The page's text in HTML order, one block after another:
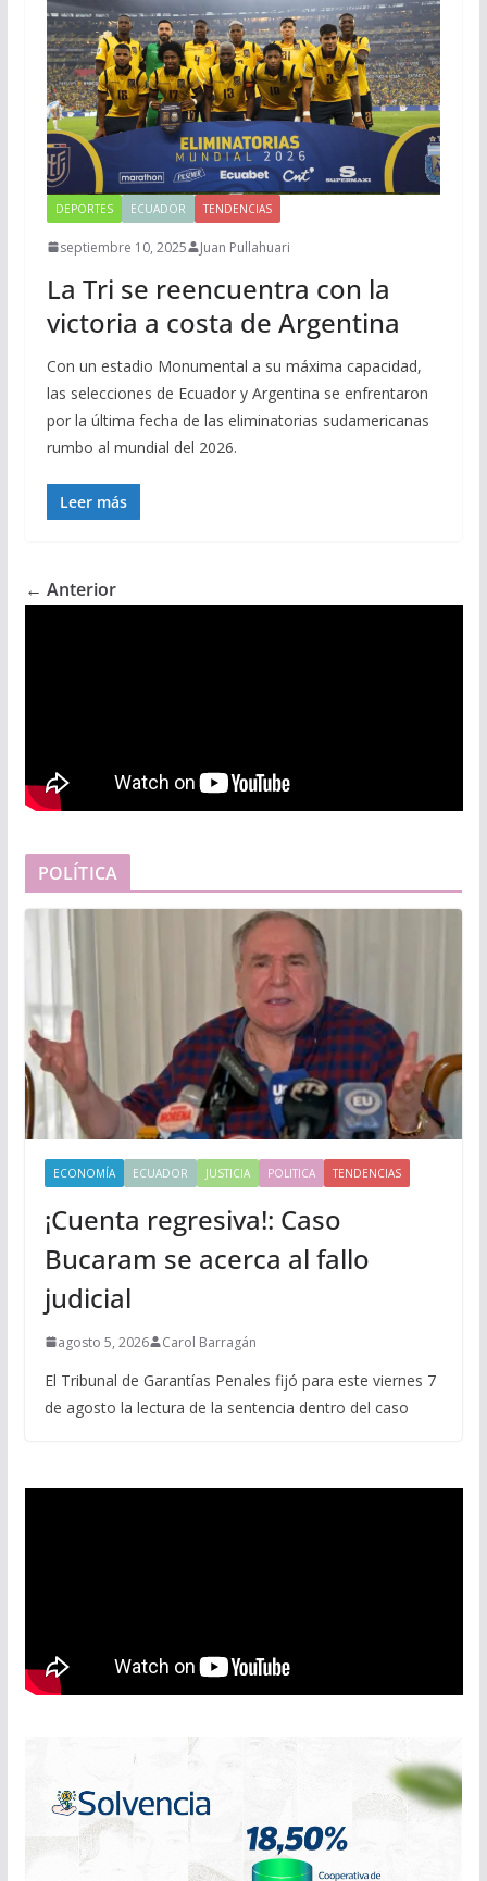
DEPORTES ECUADOR TENDENCIAS
septiembre 10, 2025 Juan Pullahuari
La Tri se reencuentra con la
victoria a costa de Argentina
Con un estadio Monumental a su máxima capacidad,
las selecciones de Ecuador y Argentina se enfrentaron
por la última fecha de las eliminatorias sudamericanas
rumbo al mundial del 2026.
Leer más
← Anterior
POLÍTICA
ECONOMÍA ECUADOR JUSTICIA POLITICA TENDENCIAS
¡Cuenta regresiva!: Caso
Bucaram se acerca al fallo
judicial
agosto 5, 2026 Carol Barragán
El Tribunal de Garantías Penales fijó para este viernes 7
de agosto la lectura de la sentencia dentro del caso